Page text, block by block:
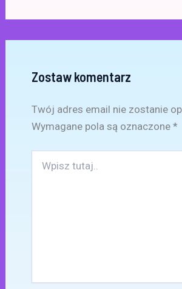
Zostaw komentarz
Twój adres email nie zostanie
Wymagane pola są oznaczone *
tutaj..